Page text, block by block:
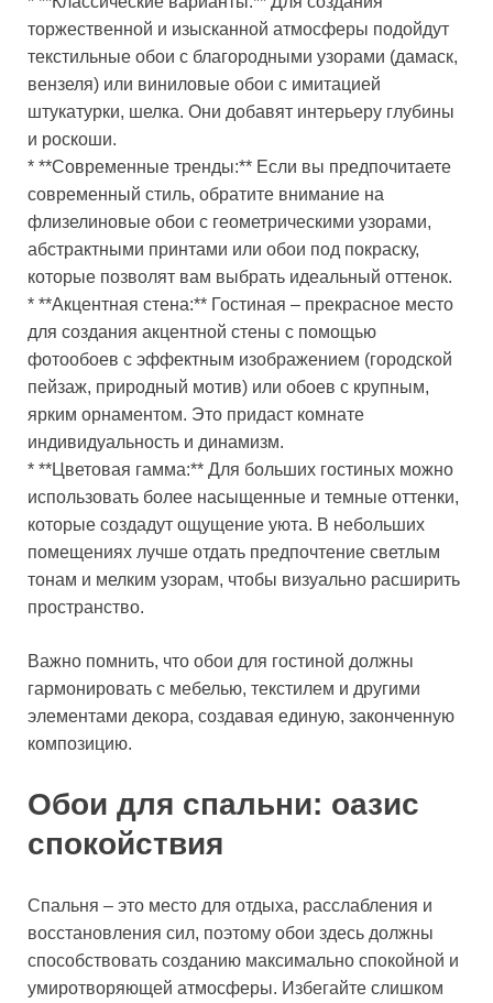
торжественной и изысканной атмосферы подойдут
текстильные обои с благородными узорами (дамаск,
вензеля) или виниловые обои с имитацией
штукатурки, шелка. Они добавят интерьеру глубины
и роскоши.
* **Современные тренды:** Если вы предпочитаете
современный стиль, обратите внимание на
флизелиновые обои с геометрическими узорами,
абстрактными принтами или обои под покраску,
которые позволят вам выбрать идеальный оттенок.
* **Акцентная стена:** Гостиная – прекрасное место
для создания акцентной стены с помощью
фотообоев с эффектным изображением (городской
пейзаж, природный мотив) или обоев с крупным,
ярким орнаментом. Это придаст комнате
индивидуальность и динамизм.
* **Цветовая гамма:** Для больших гостиных можно
использовать более насыщенные и темные оттенки,
которые создадут ощущение уюта. В небольших
помещениях лучше отдать предпочтение светлым
тонам и мелким узорам, чтобы визуально расширить
пространство.
Важно помнить, что обои для гостиной должны
гармонировать с мебелью, текстилем и другими
элементами декора, создавая единую, законченную
композицию.
Обои для спальни: оазис
спокойствия
Спальня – это место для отдыха, расслабления и
восстановления сил, поэтому обои здесь должны
способствовать созданию максимально спокойной и
умиротворяющей атмосферы. Избегайте слишком